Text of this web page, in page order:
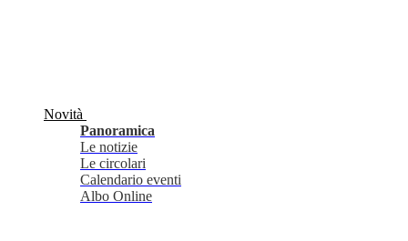
Novità
Panoramica
Le notizie
Le circolari
Calendario eventi
Albo Online